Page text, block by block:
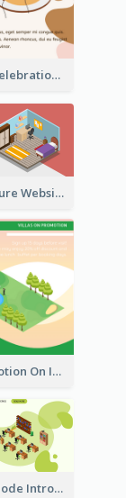
Birthday Celebration Graphic With Cute Isometric Diagram
Red Furniture Website Landing Page With Isometric Diagram
Villa Promotion On Instagram With Isometric Diagram
Working Mode Intro To Management With Isometric Diagram